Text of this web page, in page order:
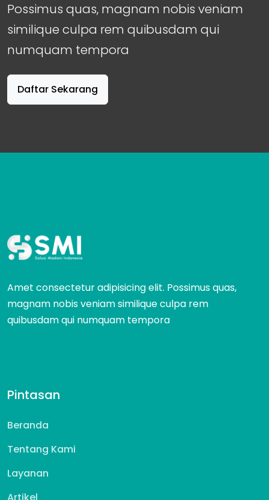
Possimus quas, magnam nobis veniam
similique culpa rem quibusdam qui
numquam tempora
Daftar Sekarang
Amet consectetur adipisicing elit. Possimus quas,
magnam nobis veniam similique culpa rem
quibusdam qui numquam tempora
Pintasan
Beranda
Tentang Kami
Layanan